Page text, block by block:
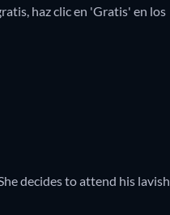
haz clic en 'Gratis' en los
decides to attend his lavish